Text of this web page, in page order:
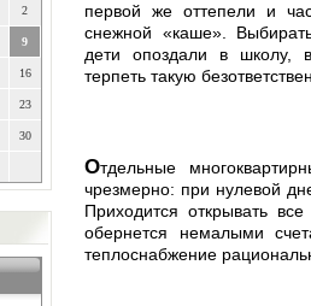
2
9
16
23
30
первой же оттепели и
снежной «каше».
дети опоздали в школу,
терпеть такую
Отдельные
чрезмерно: при нулевой
Приходится открывать
обернется немалыми
теплоснабжение